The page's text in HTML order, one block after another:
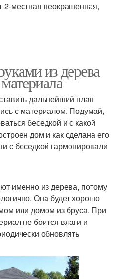
местная неокрашенная,
из дерева
дальнейший план
с материалом. Подумай,
беседкой и с какой
дом и как сделана его
с беседкой гармонировали
именно из дерева, потому
Она будет хорошо
или домом из бруса. При
не боится влаги и
обновлять